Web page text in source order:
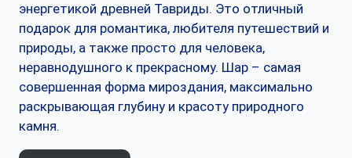
энергетикой древней Тавриды. Это отличный
подарок для романтика, любителя путешествий и
природы, а также просто для человека,
неравнодушного к прекрасному. Шар – самая
совершенная форма мироздания, максимально
раскрывающая глубину и красоту природного
камня.